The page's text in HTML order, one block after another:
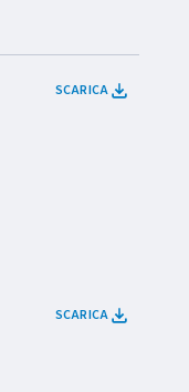
SCARICA
SCARICA